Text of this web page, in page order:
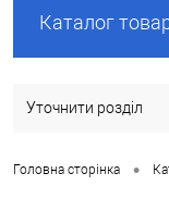
Каталог
Уточнити розділ
Головна сторінка •